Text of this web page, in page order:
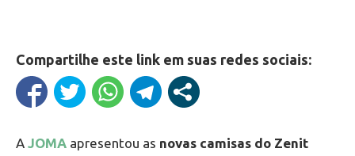
Compartilhe este link em suas redes sociais:
A JOMA apresentou as novas camisas do Zenit